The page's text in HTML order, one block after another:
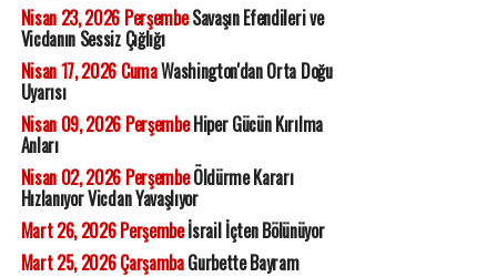
Nisan 23, 2026 PerşembeSavaşın Efendileri ve
Vicdanın Sessiz Çığlığı
Nisan 17, 2026 CumaWashington'dan Orta Doğu
Uyarısı
Nisan 09, 2026 PerşembeHiper Gücün Kırılma
Anları
Nisan 02, 2026 PerşembeÖldürme Kararı
Hızlanıyor Vicdan Yavaşlıyor
Mart 26, 2026 Perşembeİsrail İçten Bölünüyor
Mart 25, 2026 ÇarşambaGurbette Bayram